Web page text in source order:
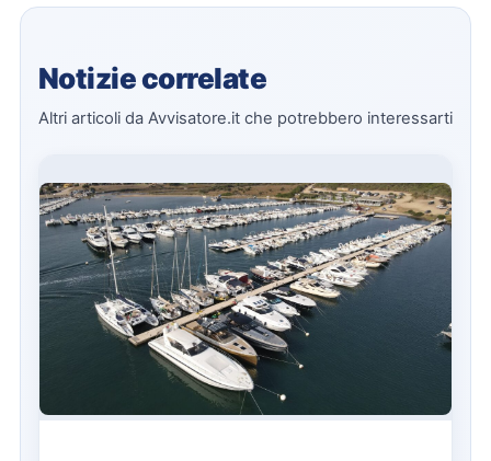
Notizie correlate
Altri articoli da Avvisatore.it che potrebbero interessarti